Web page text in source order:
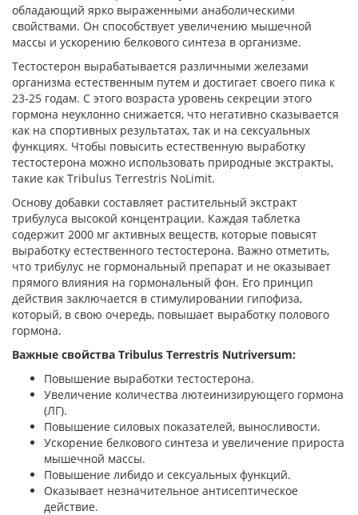
обладающий ярко выраженными анаболическими
свойствами. Он способствует увеличению мышечной
массы и ускорению белкового синтеза в организме.
Тестостерон вырабатывается различными железами
организма естественным путем и достигает своего пика к
23-25 годам. С этого возраста уровень секреции этого
гормона неуклонно снижается, что негативно сказывается
как на спортивных результатах, так и на сексуальных
функциях. Чтобы повысить естественную выработку
тестостерона можно использовать природные экстракты,
такие как Tribulus Terrestris NoLimit.
Основу добавки составляет растительный экстракт
трибулуса высокой концентрации. Каждая таблетка
содержит 2000 мг активных веществ, которые повысят
выработку естественного тестостерона. Важно отметить,
что трибулус не гормональный препарат и не оказывает
прямого влияния на гормональный фон. Его принцип
действия заключается в стимулировании гипофиза,
который, в свою очередь, повышает выработку полового
гормона.
Важные свойства Tribulus Terrestris Nutriversum:
Повышение выработки тестостерона.
Увеличение количества лютеинизирующего гормона
(ЛГ).
Повышение силовых показателей, выносливости.
Ускорение белкового синтеза и увеличение прироста
мышечной массы.
Повышение либидо и сексуальных функций.
Оказывает незначительное антисептическое
действие.